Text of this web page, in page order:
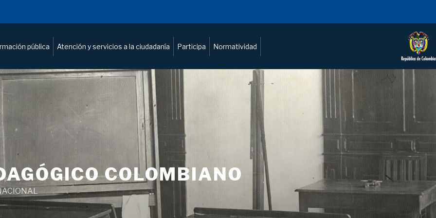
pública Atención y servicios a la ciudadanía Participa Normatividad
COLOMBIANO